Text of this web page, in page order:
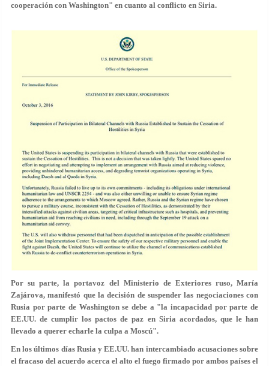
cooperación con Washington" en cuanto al conflicto en Siria.
Por su parte, la portavoz del Ministerio de Exteriores ruso, María
Zajárova, manifestó que la decisión de suspender las negociaciones con
Rusia por parte de Washington se debe a "la incapacidad por parte de
EE.UU. de cumplir los pactos de paz en Siria acordados, que le han
llevado a querer echarle la culpa a Moscú".
En los últimos días Rusia y EE.UU. han intercambiado acusaciones sobre
el fracaso del acuerdo acerca el alto el fuego firmado por ambos países el